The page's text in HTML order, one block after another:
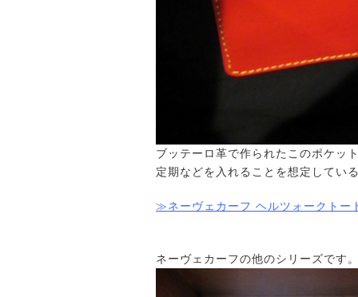
ブッテーロ革で作られたこのポケッ
定期などを入れることを想定してい
≫ネーヴェカーフ ヘルツォークトー
ネーヴェカーフの他のシリーズです